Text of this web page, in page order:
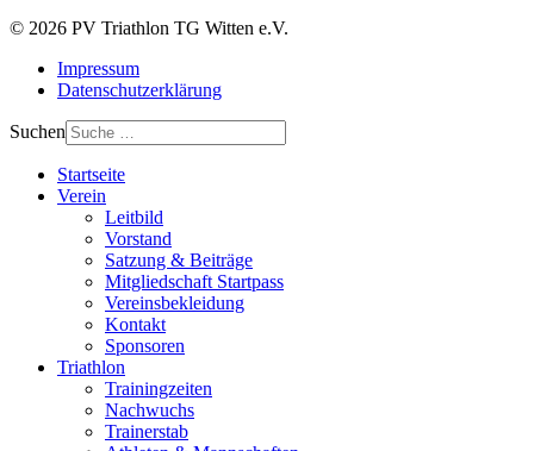
© 2026 PV Triathlon TG Witten e.V.
Impressum
Datenschutzerklärung
Suchen
Startseite
Verein
Leitbild
Vorstand
Satzung & Beiträge
Mitgliedschaft Startpass
Vereinsbekleidung
Kontakt
Sponsoren
Triathlon
Trainingzeiten
Nachwuchs
Trainerstab